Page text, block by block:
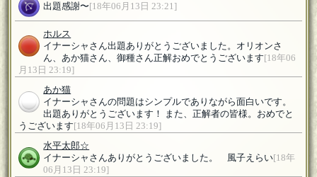
出題感謝〜[18年06月13日 23:21]
ホルス
イナーシャさん出題ありがとうございました。オリオンさ
ん、あか猫さん、御種さん正解おめでとうございます[18年06
月13日 23:19]
あか猫
イナーシャさんの問題はシンプルでありながら面白いです。
出題ありがとうございます！ また、正解者の皆様。おめでと
うございます[18年06月13日 23:19]
水平太郎☆
イナーシャさんありがとうございました。 風子えらい[18年
06月13日 23:19]